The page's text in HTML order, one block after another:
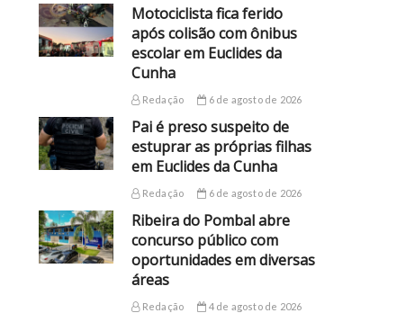
Motociclista fica ferido
após colisão com ônibus
escolar em Euclides da
Cunha
Redação 6 de agosto de 2026
Pai é preso suspeito de
estuprar as próprias filhas
em Euclides da Cunha
Redação 6 de agosto de 2026
Ribeira do Pombal abre
concurso público com
oportunidades em diversas
áreas
Redação 4 de agosto de 2026